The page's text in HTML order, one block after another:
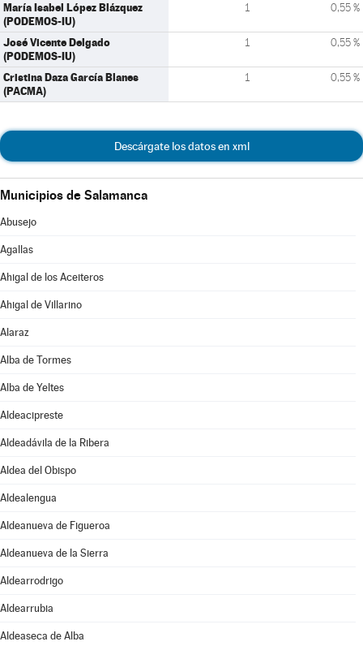
María Isabel López Blázquez
(PODEMOS-IU)
1 0,55 %
José Vicente Delgado
(PODEMOS-IU)
1 0,55 %
Cristina Daza García Blanes
(PACMA)
1 0,55 %
Descárgate los datos en xml
Municipios de Salamanca
Abusejo
Agallas
Ahigal de los Aceiteros
Ahigal de Villarino
Alaraz
Alba de Tormes
Alba de Yeltes
Aldeacipreste
Aldeadávila de la Ribera
Aldea del Obispo
Aldealengua
Aldeanueva de Figueroa
Aldeanueva de la Sierra
Aldearrodrigo
Aldearrubia
Aldeaseca de Alba